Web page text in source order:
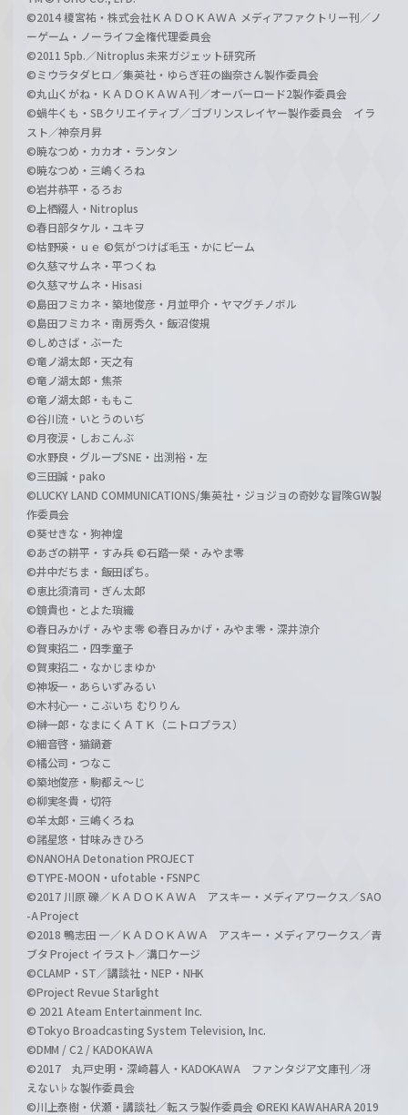
©2014 榎宮祐・株式会社ＫＡＤＯＫＡＷＡ メディアファクトリー刊／ノ
ーゲーム・ノーライフ全権代理委員会
©2011 5pb.／Nitroplus 未来ガジェット研究所
©ミウラタダヒロ／集英社・ゆらぎ荘の幽奈さん製作委員会
©丸山くがね・ＫＡＤＯＫＡＷＡ刊／オーバーロード2製作委員会
©蝸牛くも・SBクリエイティブ／ゴブリンスレイヤー製作委員会 イラ
スト／神奈月昇
©暁なつめ・カカオ・ランタン
©暁なつめ・三嶋くろね
©岩井恭平・るろお
©上栖綴人・Nitroplus
©春日部タケル・ユキヲ
©枯野瑛・ｕｅ ©気がつけば毛玉・かにビーム
©久慈マサムネ・平つくね
©久慈マサムネ・Hisasi
©島田フミカネ・築地俊彦・月並甲介・ヤマグチノボル
©島田フミカネ・南房秀久・飯沼俊規
©しめさば・ぶーた
©竜ノ湖太郎・天之有
©竜ノ湖太郎・焦茶
©竜ノ湖太郎・ももこ
©谷川流・いとうのいぢ
©月夜涙・しおこんぶ
©水野良・グループSNE・出渕裕・左
©三田誠・pako
©LUCKY LAND COMMUNICATIONS/集英社・ジョジョの奇妙な冒険GW製
作委員会
©葵せきな・狗神煌
©あざの耕平・すみ兵 ©石踏一榮・みやま零
©井中だちま・飯田ぽち。
©恵比須清司・ぎん太郎
©鏡貴也・とよた瑣織
©春日みかげ・みやま零 ©春日みかげ・みやま零・深井涼介
©賀東招二・四季童子
©賀東招二・なかじまゆか
©神坂一・あらいずみるい
©木村心一・こぶいち むりりん
©榊一郎・なまにくＡＴＫ（ニトロプラス）
©細音啓・猫鍋蒼
©橘公司・つなこ
©築地俊彦・駒都え～じ
©柳実冬貴・切符
©羊太郎・三嶋くろね
©諸星悠・甘味みきひろ
©NANOHA Detonation PROJECT
©TYPE-MOON・ufotable・FSNPC
©2017 川原 礫／ＫＡＤＯＫＡＷＡ アスキー・メディアワークス／SAO
-A Project
©2018 鴨志田 一／ＫＡＤＯＫＡＷＡ アスキー・メディアワークス／青
ブタ Project イラスト／溝口ケージ
©CLAMP・ST／講談社・NEP・NHK
©Project Revue Starlight
© 2021 Ateam Entertainment Inc.
©Tokyo Broadcasting System Television, Inc.
©DMM / C2 / KADOKAWA
©2017 丸戸史明・深崎暮人・KADOKAWA ファンタジア文庫刊／冴
えない♭な製作委員会
©川上泰樹・伏瀬・講談社／転スラ製作委員会 ©REKI KAWAHARA 2019